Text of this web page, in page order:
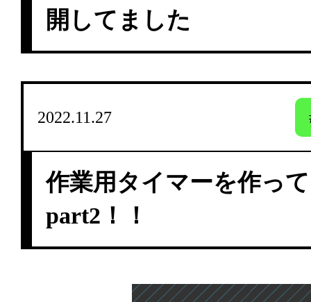
開してました
2022.11.27
作業用タイマーを作っ
part2！！